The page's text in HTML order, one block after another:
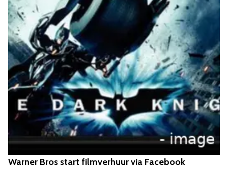
Warner Bros start filmverhuur via Facebook